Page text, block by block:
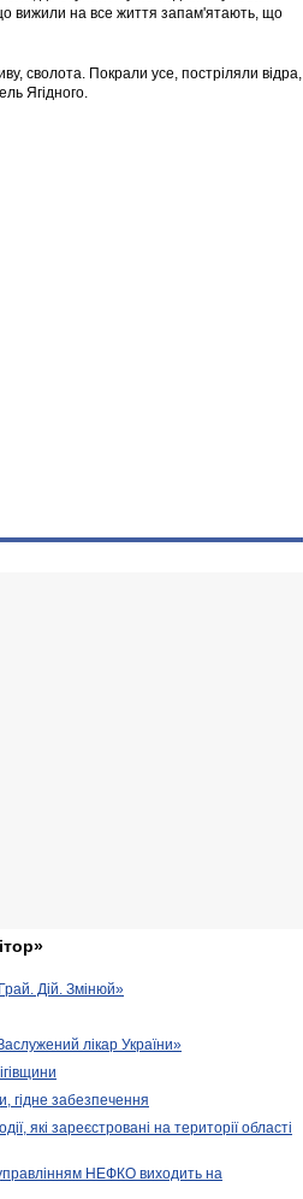
вижили на все життя запам'ятають, що
сволота. Покрали усе, постріляли відра,
Ягідного.
Дій. Змінюй»
лікар України»
гідне забезпечення
які зареєстровані на території області
управлінням НЕФКО виходить на